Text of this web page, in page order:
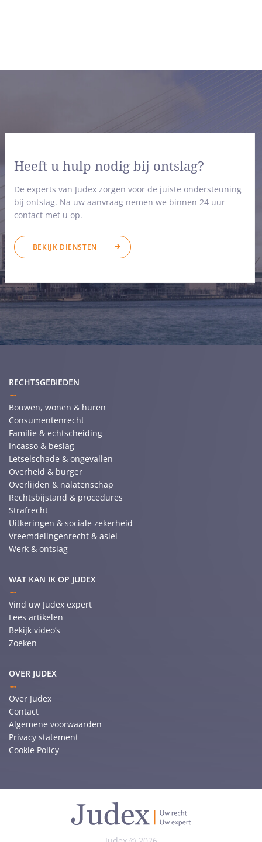
Heeft u hulp nodig bij ontslag?
De experts van Judex zorgen voor de juiste ondersteuning
bij ontslag. Na uw aanvraag nemen we binnen 24 uur
contact met u op.
BEKIJK DIENSTEN
RECHTSGEBIEDEN
Bouwen, wonen & huren
Consumentenrecht
Familie & echtscheiding
Incasso & beslag
Letselschade & ongevallen
Overheid & burger
Overlijden & nalatenschap
Rechtsbijstand & procedures
Strafrecht
Uitkeringen & sociale zekerheid
Vreemdelingenrecht & asiel
Werk & ontslag
WAT KAN IK OP JUDEX
Vind uw Judex expert
Lees artikelen
Bekijk video’s
Zoeken
OVER JUDEX
Over Judex
Contact
Algemene voorwaarden
Privacy statement
Cookie Policy